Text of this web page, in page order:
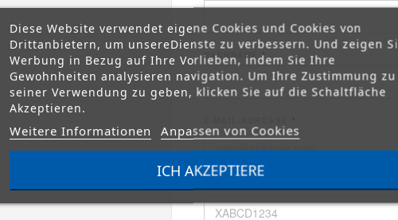
NACHNAME*
BESTELLNUMMER*
Diese Website verwendet eigene Cookies und Cookies von
Drittanbietern, um unsereDienste zu verbessern. Und zeigen
Werbung in Bezug auf Ihre Vorlieben, indem Sie Ihre
Gewohnheiten analysieren navigation. Um Ihre Zustimmung zu
seiner Verwendung zu geben, klicken Sie auf die Schaltfläche
Akzeptieren.
Weitere Informationen Anpassen von Cookies
ICH AKZEPTIERE